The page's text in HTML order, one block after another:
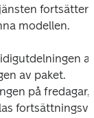
fortsätter i
modellen.
av paket.
på fredagar,